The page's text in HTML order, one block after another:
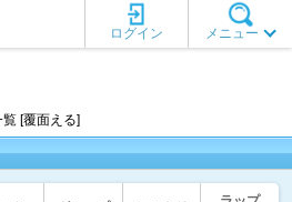
メニュー
ログイン
[覆面える]